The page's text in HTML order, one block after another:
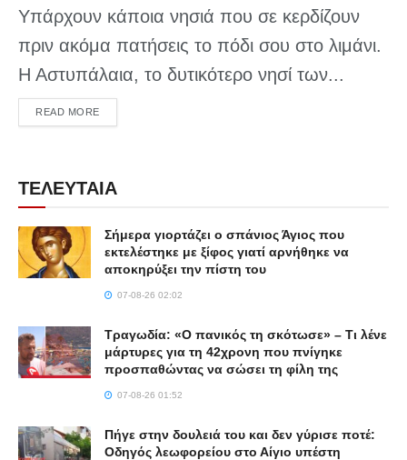
Υπάρχουν κάποια νησιά που σε κερδίζουν
πριν ακόμα πατήσεις το πόδι σου στο λιμάνι.
Η Αστυπάλαια, το δυτικότερο νησί των...
READ MOREDETAILS
ΤΕΛΕΥΤΑΙΑ
Σήμερα γιορτάζει ο σπάνιος Άγιος που
εκτελέστηκε με ξίφος γιατί αρνήθηκε να
αποκηρύξει την πίστη του
07-08-26 02:02
Τραγωδία: «Ο πανικός τη σκότωσε» – Τι λένε
μάρτυρες για τη 42χρονη που πνίγηκε
προσπαθώντας να σώσει τη φίλη της
07-08-26 01:52
Πήγε στην δουλειά του και δεν γύρισε ποτέ:
Οδηγός λεωφορείου στο Αίγιο υπέστη